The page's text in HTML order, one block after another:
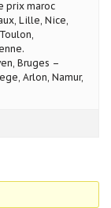
prix maroc
Lille, Nice,
Bruges –
Arlon, Namur,